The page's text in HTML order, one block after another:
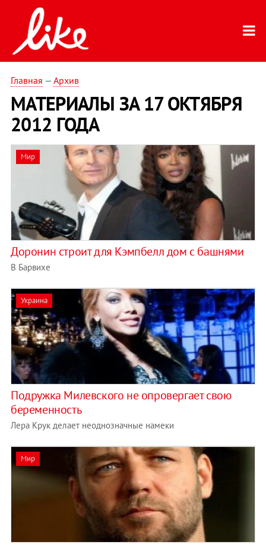
Главная —Архив
МАТЕРИАЛЫ ЗА 17 ОКТЯБРЯ
2012 ГОДА
Мир
Доронин строит для Кэмпбелл дом с башнями
В Барвихе
Украина
Подружка Милевского не опровергает свою
беременность
Лера Крук делает неоднозначные намеки
Мир